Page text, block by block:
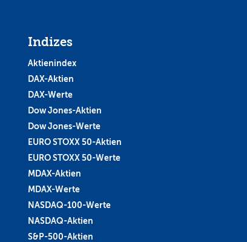
Indizes
Aktienindex
DAX-Aktien
DAX-Werte
Dow Jones-Aktien
Dow Jones-Werte
EURO STOXX 50-Aktien
EURO STOXX 50-Werte
MDAX-Aktien
MDAX-Werte
NASDAQ-100-Werte
NASDAQ-Aktien
S&P-500-Aktien